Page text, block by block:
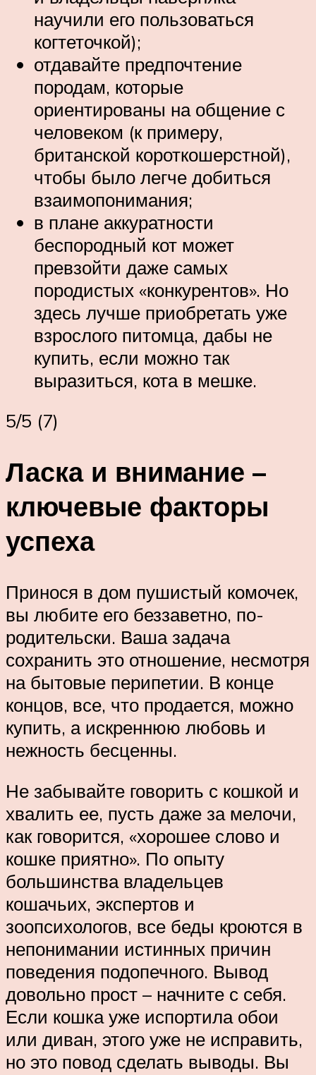
научили его пользоваться
когтеточкой);
отдавайте предпочтение
породам, которые
ориентированы на общение с
человеком (к примеру,
британской короткошерстной),
чтобы было легче добиться
взаимопонимания;
в плане аккуратности
беспородный кот может
превзойти даже самых
породистых «конкурентов». Но
здесь лучше приобретать уже
взрослого питомца, дабы не
купить, если можно так
выразиться, кота в мешке.
5/5 (7)
Ласка и внимание –
ключевые факторы
успеха
Принося в дом пушистый комочек,
вы любите его беззаветно, по-
родительски. Ваша задача
сохранить это отношение, несмотря
на бытовые перипетии. В конце
концов, все, что продается, можно
купить, а искреннюю любовь и
нежность бесценны.
Не забывайте говорить с кошкой и
хвалить ее, пусть даже за мелочи,
как говорится, «хорошее слово и
кошке приятно». По опыту
большинства владельцев
кошачьих, экспертов и
зоопсихологов, все беды кроются в
непонимании истинных причин
поведения подопечного. Вывод
довольно прост – начните с себя.
Если кошка уже испортила обои
или диван, этого уже не исправить,
но это повод сделать выводы. Вы